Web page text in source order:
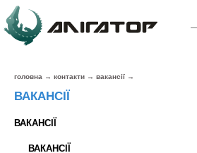
головна → контакти → вакансії →
ВАКАНСІЇ
ВАКАНСІЇ
ВАКАНСІЇ